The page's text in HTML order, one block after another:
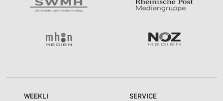
WEEKLI SERVICE